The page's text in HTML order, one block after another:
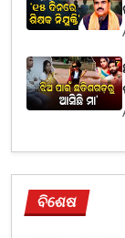
ବିଶେଷ